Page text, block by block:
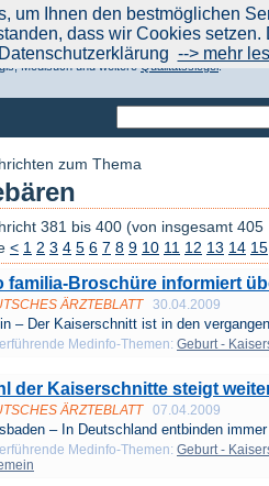
Aktuelle Nachrichten|
Finden Sie schon?
Portal für Gesundheitsthemen
Medisuch und weitereQualitätssiegel.
zum Thema
381 bis 400 (von insgesamt
< 1 2 3 4 5 6 7 8 9 10 11 12 13 14 15
familia-Broschüre informiert
ÄRZTEBLATT 30.04.2009
– Der Kaiserschnitt ist in den
Medinfo-Themen: Geburt -
der Kaiserschnitte steigt
ÄRZTEBLATT 07.04.2009
– In Deutschland entbinden
Medinfo-Themen: Geburt -
um Ihnen den bestmöglichen
dass wir Cookies
Datenschutzerklärung --> mehr